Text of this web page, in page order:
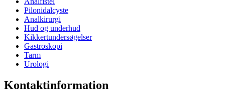
Pilonidalcyste
Analkirurgi
Hud og underhud
Kikkertundersøgelser
Gastroskopi
Tarm
Urologi
Kontaktinformation